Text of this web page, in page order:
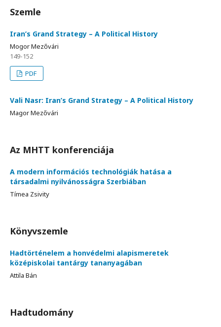
Szemle
Iran’s Grand Strategy – A Political History
Mogor Mezővári
149-152
PDF
Vali Nasr: Iran’s Grand Strategy – A Political History
Magor Mezővári
Az MHTT konferenciája
A modern információs technológiák hatása a
társadalmi nyilvánosságra Szerbiában
Tímea Zsivity
Könyvszemle
Hadtörténelem a honvédelmi alapismeretek
középiskolai tantárgy tananyagában
Attila Bán
Hadtudomány